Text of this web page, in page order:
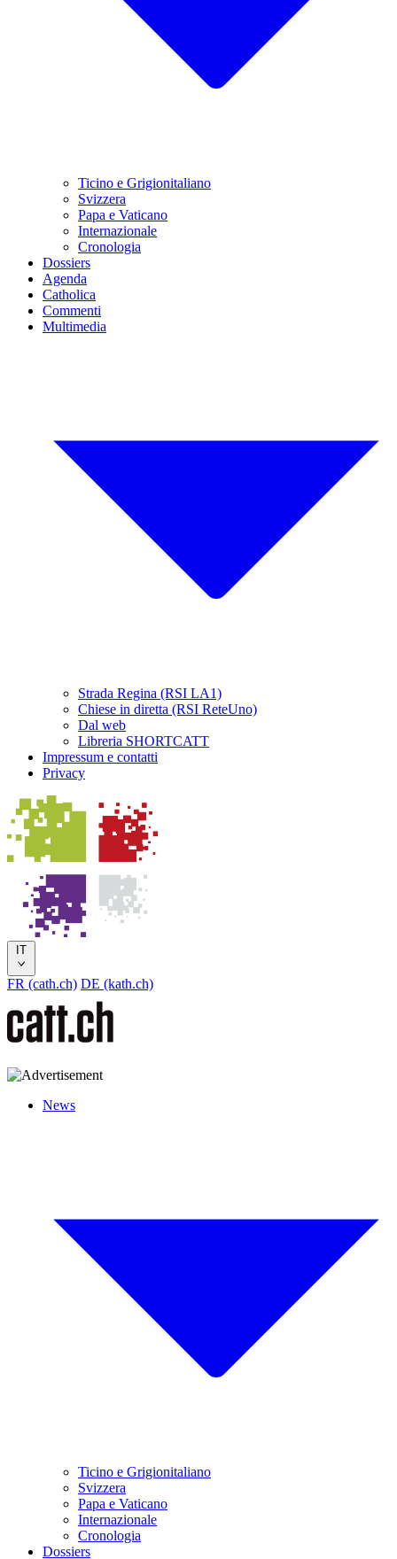
Ticino e Grigionitaliano
Svizzera
Papa e Vaticano
Internazionale
Cronologia
Dossiers
Agenda
Catholica
Commenti
Multimedia
Strada Regina (RSI LA1)
Chiese in diretta (RSI ReteUno)
Dal web
Libreria SHORTCATT
Impressum e contatti
Privacy
IT
FR (cath.ch) DE (kath.ch)
News
Ticino e Grigionitaliano
Svizzera
Papa e Vaticano
Internazionale
Cronologia
Dossiers